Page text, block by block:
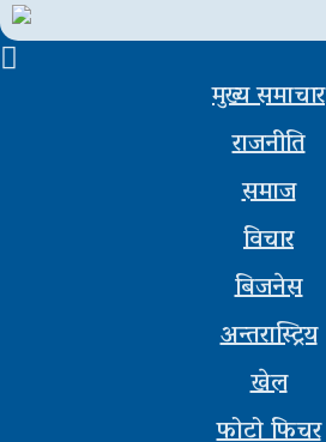
मुख्य समाचार
राजनीति
समाज
विचार
बिजनेस
अन्तरास्ट्रिय
खेल
फोटो फिचर